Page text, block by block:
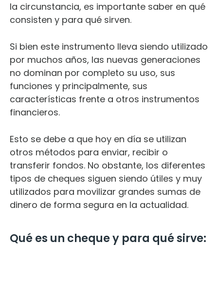
la circunstancia, es importante saber en qué
consisten y para qué sirven.
Si bien este instrumento lleva siendo utilizado
por muchos años, las nuevas generaciones
no dominan por completo su uso, sus
funciones y principalmente, sus
características frente a otros instrumentos
financieros.
Esto se debe a que hoy en día se utilizan
otros métodos para enviar, recibir o
transferir fondos. No obstante, los diferentes
tipos de cheques siguen siendo útiles y muy
utilizados para movilizar grandes sumas de
dinero de forma segura en la actualidad.
Qué es un cheque y para qué sirve: